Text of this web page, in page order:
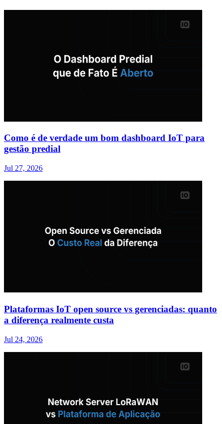
Como é de verdade um bom dashboard IoT para
gestão predial
Jul 27, 2026
Plataformas IoT open source vs gerenciadas: quanto
a diferença realmente custa
Jul 24, 2026